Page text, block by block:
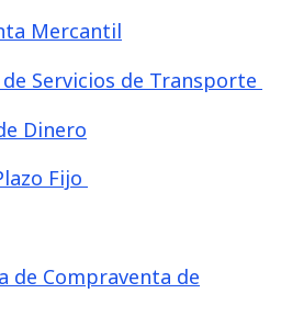
Mercantil
Servicios de Transporte
Dinero
Fijo
de Compraventa de